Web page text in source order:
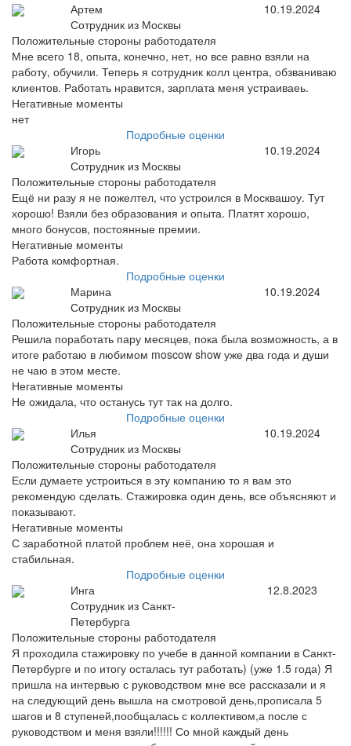
Артем
Сотрудник из Москвы
10.19.2024
Положительные стороны работодателя
Мне всего 18, опыта, конечно, нет, но все равно взяли на
работу, обучили. Теперь я сотрудник колл центра, обзваниваю
клиентов. Работать нравится, зарплата меня устраиваеь.
Негативные моменты
нет
Подробные оценки
Игорь
Сотрудник из Москвы
10.19.2024
Положительные стороны работодателя
Ещё ни разу я не пожелтел, что устроился в Москвашоу. Тут
хорошо! Взяли без образования и опыта. Платят хорошо,
много бонусов, постоянные премии.
Негативные моменты
Работа комфортная.
Подробные оценки
Марина
Сотрудник из Москвы
10.19.2024
Положительные стороны работодателя
Решила поработать пару месяцев, пока была возможность, а в
итоге работаю в любимом moscow show уже два года и души
не чаю в этом месте.
Негативные моменты
Не ожидала, что останусь тут так на долго.
Подробные оценки
Илья
Сотрудник из Москвы
10.19.2024
Положительные стороны работодателя
Если думаете устроиться в эту компанию то я вам это
рекомендую сделать. Стажировка один день, все объясняют и
показывают.
Негативные моменты
С заработной платой проблем неё, она хорошая и
стабильная.
Подробные оценки
Инга
Сотрудник из Санкт-
Петербурга
12.8.2023
Положительные стороны работодателя
Я проходила стажировку по учебе в данной компании в Санкт-
Петербурге и по итогу осталась тут работать) (уже 1.5 года) Я
пришла на интервью с руководством мне все рассказали и я
на следующий день вышла на смотровой день,прописала 5
шагов и 8 ступеней,пообщалась с коллективом,а после с
руководством и меня взяли!!!!!! Со мной каждый день